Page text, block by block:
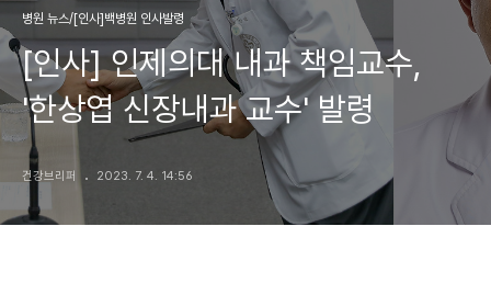
병원 뉴스/[인사]백병원 인사발령
[인사] 인제의대 내과 책임교수,
'한상엽 신장내과 교수' 발령
건강브리퍼 2023. 7. 4. 14:56